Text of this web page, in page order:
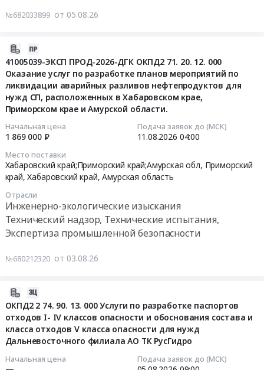
№682033899 от 05.08.26
41005039-ЭКСП ПРОД-2026-ДГК ОКПД2 71. 20. 12. 000
Оказание услуг по разработке планов мероприятий по
ликвидации аварийных разливов нефтепродуктов для
нужд СП, расположенных в Хабаровском крае,
Приморском крае и Амурской области.
Начальная цена
1 869 000 ₽
Подача заявок до (МСК)
11.08.2026 04:00
Место поставки
Хабаровский край;Приморский край;Амурская обл, Приморский
край,Хабаровский край,Амурская область
Отрасли
Инженерно-экологические изыскания
Технический надзор, Технические испытания,
Экспертиза промышленной безопасности
№680212320 от 03.08.26
2026-
ОКПД2 2 74. 90. 13. 000 Услуги по разработке паспортов
отходов I- IV классов опасности и обоснования состава и
класса отходов V класса опасности для нужд
Дальневосточного филиала АО ТК РусГидро
Начальная цена Подача заявок до (МСК)